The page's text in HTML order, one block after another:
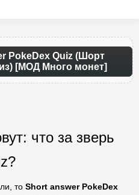
PokeDex Quiz (Шорт
[МОД Много монет]
что за зверь
то Short answer PokeDex